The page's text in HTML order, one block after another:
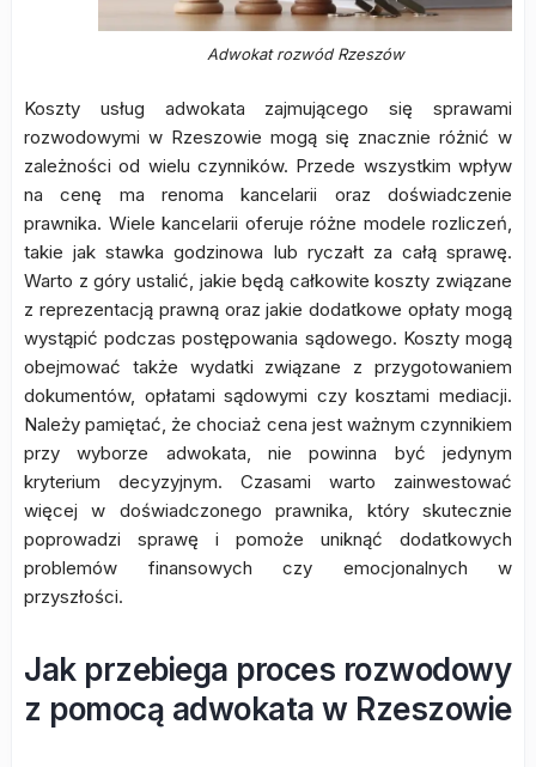
Adwokat rozwód Rzeszów
Koszty usług adwokata zajmującego się sprawami
rozwodowymi w Rzeszowie mogą się znacznie różnić w
zależności od wielu czynników. Przede wszystkim wpływ
na cenę ma renoma kancelarii oraz doświadczenie
prawnika. Wiele kancelarii oferuje różne modele rozliczeń,
takie jak stawka godzinowa lub ryczałt za całą sprawę.
Warto z góry ustalić, jakie będą całkowite koszty związane
z reprezentacją prawną oraz jakie dodatkowe opłaty mogą
wystąpić podczas postępowania sądowego. Koszty mogą
obejmować także wydatki związane z przygotowaniem
dokumentów, opłatami sądowymi czy kosztami mediacji.
Należy pamiętać, że chociaż cena jest ważnym czynnikiem
przy wyborze adwokata, nie powinna być jedynym
kryterium decyzyjnym. Czasami warto zainwestować
więcej w doświadczonego prawnika, który skutecznie
poprowadzi sprawę i pomoże uniknąć dodatkowych
problemów finansowych czy emocjonalnych w
przyszłości.
Jak przebiega proces rozwodowy
z pomocą adwokata w Rzeszowie